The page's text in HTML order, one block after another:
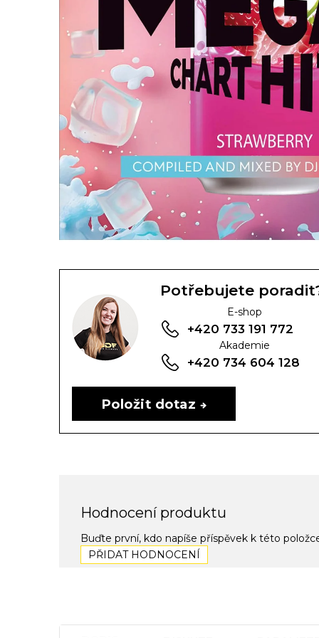
Potřebujete
E-shop
+420 733 191 772
Akademie
+420 734 604 128
Položit dotaz
Hodnocení produktu
Buďte první, kdo napíše příspěvek k této
PŘIDAT HODNOCENÍ